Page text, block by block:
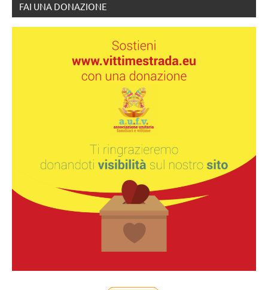
FAI UNA DONAZIONE